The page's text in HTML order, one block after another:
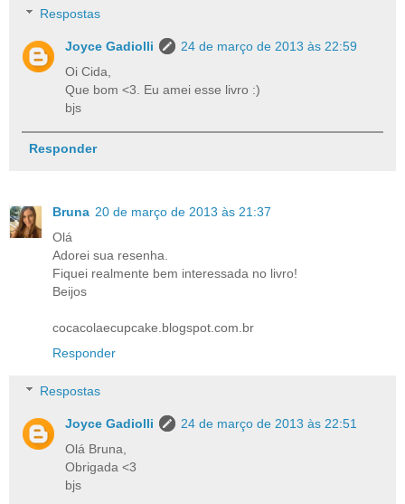
Respostas
Joyce Gadiolli
24 de março de 2013 às 22:59
Oi Cida,
Que bom <3. Eu amei esse livro :)
bjs
Responder
Bruna 20 de março de 2013 às 21:37
Olá
Adorei sua resenha.
Fiquei realmente bem interessada no livro!
Beijos
cocacolaecupcake.blogspot.com.br
Responder
Respostas
Joyce Gadiolli
24 de março de 2013 às 22:51
Olá Bruna,
Obrigada <3
bjs